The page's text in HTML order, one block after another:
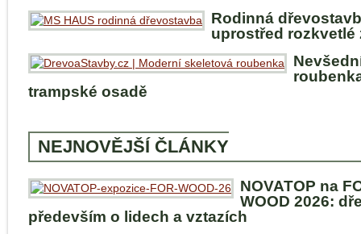
Rodinná
uprostřed rozkvetlé
trampské osadě
NEJNOVĚJŠÍ ČLÁNKY
NOVATOP na
WOOD 2026:
především o lidech a vztazích